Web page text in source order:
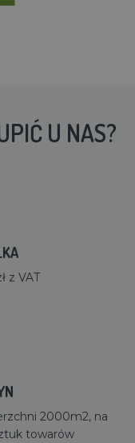
U NAS?
z VAT
2000m2, na
towarów